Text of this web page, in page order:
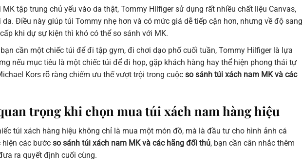
tập trung chủ yếu vào da thật, Tommy Hilfiger sử dụng rất nhiều chất liệu Canvas,
da. Điều này giúp túi Tommy nhẹ hơn và có mức giá dễ tiếp cận hơn, nhưng về độ sang
khi dự sự kiện thì khó có thể so sánh với MK.
cần một chiếc túi để đi tập gym, đi chơi dạo phố cuối tuần, Tommy Hilfiger là lựa
nếu mục tiêu là một chiếc túi để đi họp, gặp khách hàng hay thể hiện phong thái tự
Kors rõ ràng chiếm ưu thế vượt trội trong cuộc so sánh túi xách nam MK và các
trọng khi chọn mua túi xách nam hàng hiệu
túi xách hàng hiệu không chỉ là mua một món đồ, mà là đầu tư cho hình ảnh cá
các bước so sánh túi xách nam MK và các hãng đối thủ, bạn cần cân nhắc thêm
ra quyết định cuối cùng.